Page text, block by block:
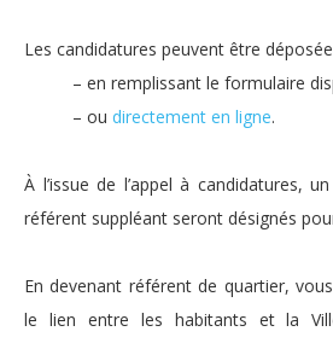
Les candidatures peuvent être
– en remplissant le formulaire
– ou directement en ligne.
À l’issue de l’appel à candidatures,
référent suppléant seront désignés
En devenant référent de quartier,
le lien entre les habitants et la